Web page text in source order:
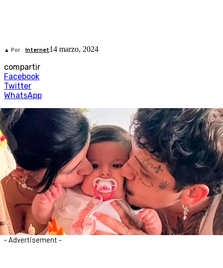
▲ Por Internet14 marzo, 2024
compartir
Facebook
Twitter
WhatsApp
- Advertisement -